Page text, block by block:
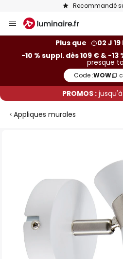
Recommandé
Allez
au
Plus que
02 J 19
-10 % suppl. dès 109 € & -13
presque
Code :WOW
PROMOS :
Appliques murales
images
gallery